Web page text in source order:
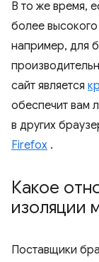
В то же время,
более
например, для
сайт является
обеспечит вам
в других
Firefox .
Какое
изоляции
Поставщики